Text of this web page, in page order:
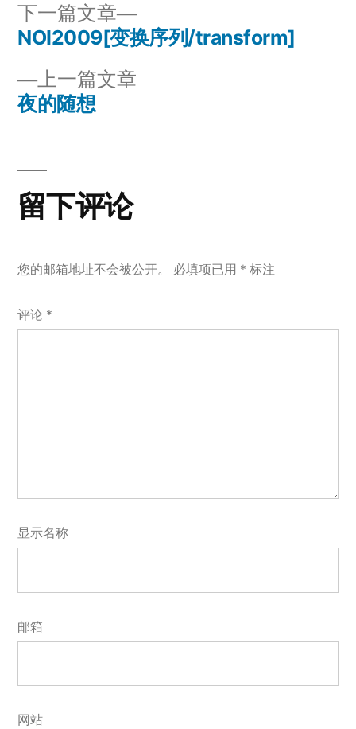
文
章
导
航
上一篇文章
夜的随想
下一篇文章
下
一
NOI2009[变换序列/transform]
留下评论
您的邮箱地址不会被公开。 必填项已用 * 标注
评论 *
显示名称
邮箱
网站